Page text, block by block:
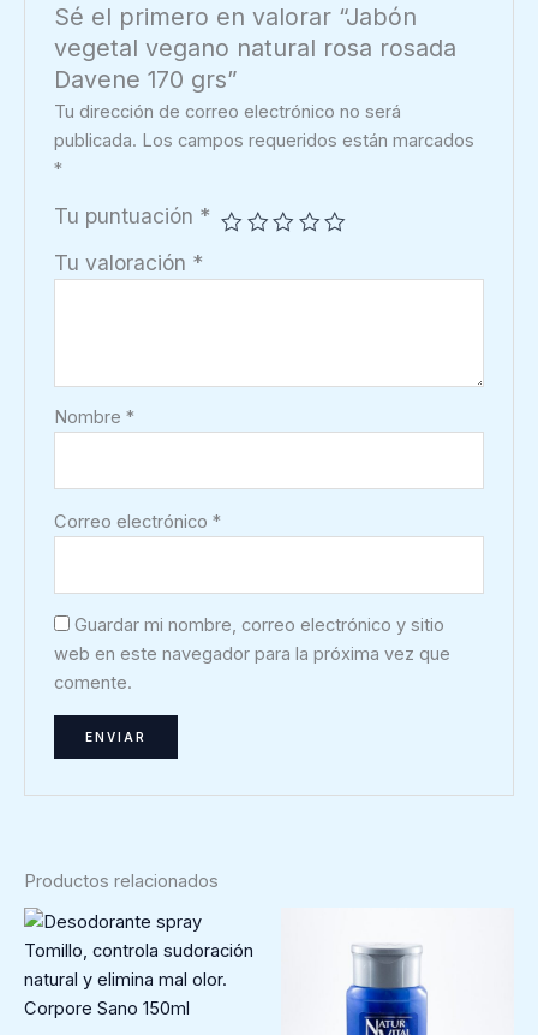
Sé el primero en valorar “Jabón
vegetal vegano natural rosa rosada
Davene 170 grs”
Tu dirección de correo electrónico no será
publicada. Los campos requeridos están marcados
*
Tu puntuación *
Tu valoración *
Nombre*
Correo electrónico*
Guardar mi nombre, correo electrónico y sitio
web en este navegador para la próxima vez que
comente.
Productos relacionados